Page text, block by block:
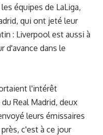
équipes de LaLiga,
qui ont jeté leur
: Liverpool est aussi à
d'avance dans le
l'intérêt
Real Madrid, deux
leurs émissaires
c'est à ce jour